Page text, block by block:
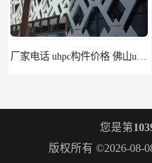
您是第
版权所有 ©2026-08-